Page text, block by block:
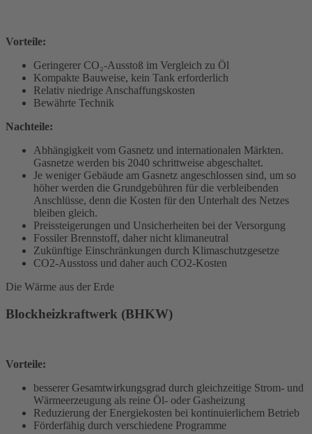
Vorteile:
Geringerer CO₂-Ausstoß im Vergleich zu Öl
Kompakte Bauweise, kein Tank erforderlich
Relativ niedrige Anschaffungskosten
Bewährte Technik
Nachteile:
Abhängigkeit vom Gasnetz und internationalen Märkten.
Gasnetze werden bis 2040 schrittweise abgeschaltet.
Je weniger Gebäude am Gasnetz angeschlossen sind, um so
höher werden die Grundgebühren für die verbleibenden
Anschlüsse, denn die Kosten für den Unterhalt des Netzes
bleiben gleich.
Preissteigerungen und Unsicherheiten bei der Versorgung
Fossiler Brennstoff, daher nicht klimaneutral
Zukünftige Einschränkungen durch Klimaschutzgesetze
CO2-Ausstoss und daher auch CO2-Kosten
Die Wärme aus der Erde
Blockheizkraftwerk (BHKW)
Vorteile:
besserer Gesamtwirkungsgrad durch gleichzeitige Strom- und
Wärmeerzeugung als reine Öl- oder Gasheizung
Reduzierung der Energiekosten bei kontinuierlichem Betrieb
Förderfähig durch verschiedene Programme